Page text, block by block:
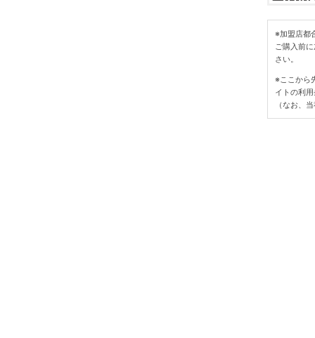
※加盟店都
ご購入前
さい。
※ここから
イトの利
（なお、